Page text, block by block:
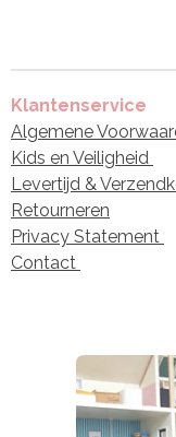
Klantenservice
Algemene
Kids en Veiligheid
Levertijd &
Retourneren
Privacy Statement
Contact